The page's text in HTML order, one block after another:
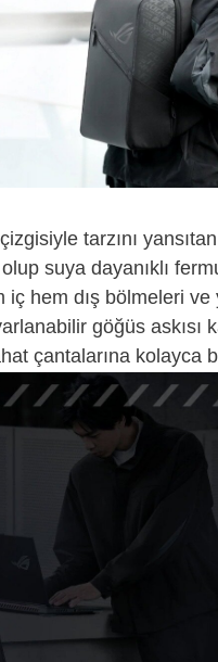
tarzını
suya dayanıklı
hem dış bölmeleri
göğüs askısı
çantalarına